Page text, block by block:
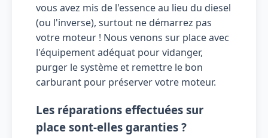
vous avez mis de l'essence au lieu du diesel
(ou l'inverse), surtout ne démarrez pas
votre moteur ! Nous venons sur place avec
l'équipement adéquat pour vidanger,
purger le système et remettre le bon
carburant pour préserver votre moteur.
Les réparations effectuées sur
place sont-elles garanties ?